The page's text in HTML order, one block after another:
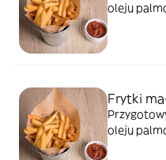
oleju
Frytki
oleju